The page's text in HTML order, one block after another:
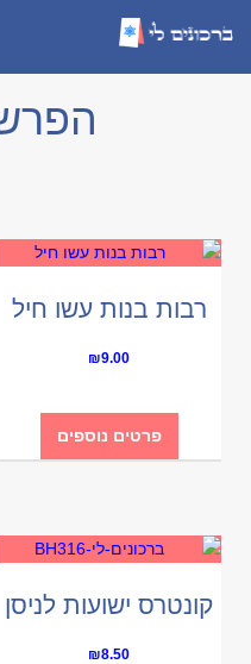
רבות בנות עשו חיל
₪9.00
פרטים נוספים
קונטרס ישועות לניסן
₪8.50